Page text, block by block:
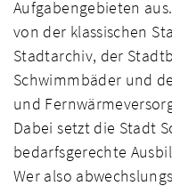
Aufgabengebieten
von der klassischen
Stadtarchiv, der
Schwimmbäder und
und
Dabei setzt die Stadt
bedarfsgerechte
Wer also